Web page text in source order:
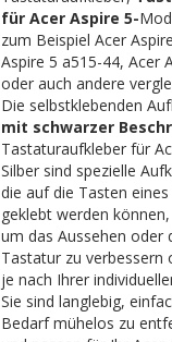
für Acer Aspire 5-
zum Beispiel Acer
Aspire 5 a515-44, Acer
oder auch andere
Die selbstklebenden
mit schwarzer
Tastaturaufkleber für
Silber sind spezielle
die auf die Tasten
geklebt werden können,
um das Aussehen oder
Tastatur zu verbessern
je nach Ihrer
Sie sind langlebig,
Bedarf mühelos zu